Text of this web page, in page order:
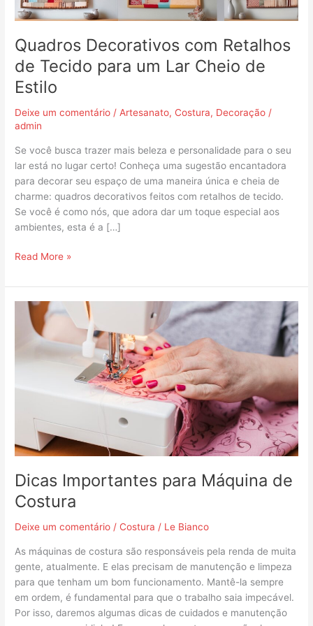
Quadros Decorativos com Retalhos
de Tecido para um Lar Cheio de
Estilo
Deixe um comentário /Artesanato, Costura, Decoração /
admin
Se você busca trazer mais beleza e personalidade para o seu
lar está no lugar certo! Conheça uma sugestão encantadora
para decorar seu espaço de uma maneira única e cheia de
charme: quadros decorativos feitos com retalhos de tecido.
Se você é como nós, que adora dar um toque especial aos
ambientes, esta é a […]
Cheio
de
Estilo
Read More »
Dicas Importantes para Máquina de
Costura
Deixe um comentário / Costura / Le Bianco
As máquinas de costura são responsáveis pela renda de muita
gente, atualmente. E elas precisam de manutenção e limpeza
para que tenham um bom funcionamento. Mantê-la sempre
em ordem, é fundamental para que o trabalho saia impecável.
Por isso, daremos algumas dicas de cuidados e manutenção
Dicas
Importantes